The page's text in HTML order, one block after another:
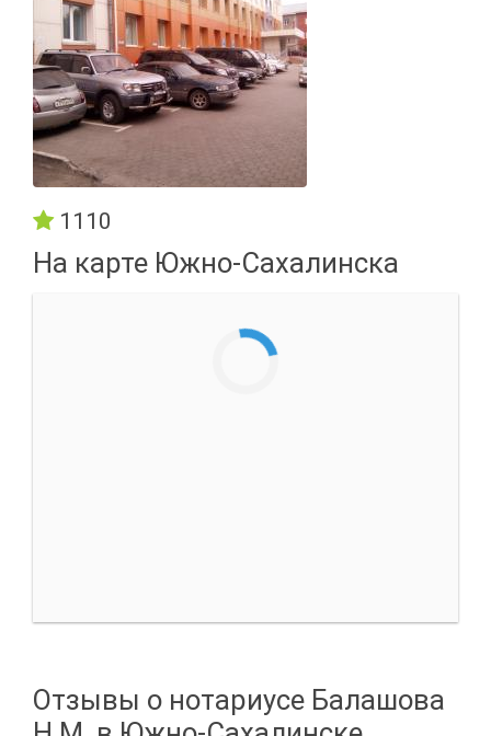
1110
На карте Южно-Сахалинска
Отзывы о нотариусе Балашова